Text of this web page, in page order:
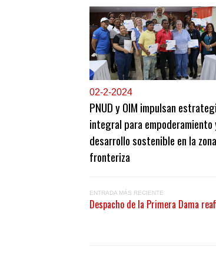
02-2-2024
PNUD y OIM impulsan
integral para empoderamiento
desarrollo sostenible en la zona
fronteriza
ENTRADA MÁS RECIENTE
Despacho de la Primera Dama